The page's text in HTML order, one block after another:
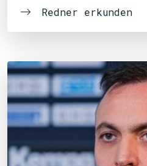
Redner erkunden